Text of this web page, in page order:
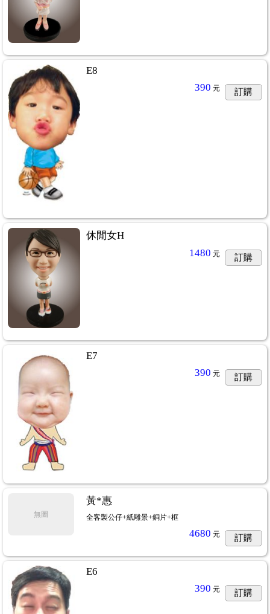
E8
390 元 訂購
休閒女H
1480 元 訂購
E7
390 元 訂購
無圖
黃*惠
全客製公仔+紙雕景+銅片+框
4680 元 訂購
E6
390 元 訂購